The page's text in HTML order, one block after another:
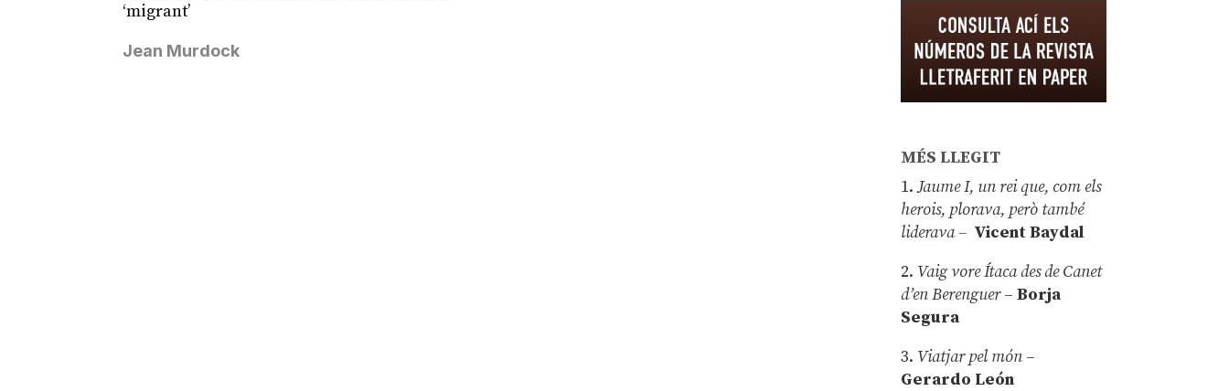
‘migrant’
Jean Murdock
MÉS LLEGIT
1.Jaume I, un rei que, com els
herois, plorava, però també
liderava – Vicent Baydal
2. Vaig vore Ítaca des de Canet
d’en Berenguer–Borja
Segura
3. Viatjar pel món –
Gerardo León